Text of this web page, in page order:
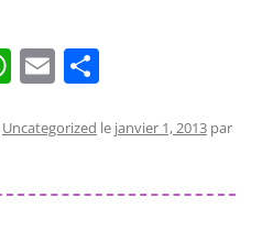
W
at
A
E
ai ta
er
Uncategorized le janvier 1, 2013 par